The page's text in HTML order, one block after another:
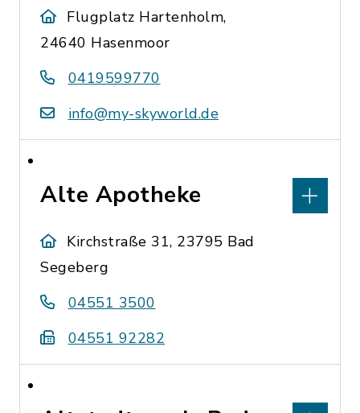
Flugplatz Hartenholm,
24640 Hasenmoor
0419599770
info@my-skyworld.de
Alte Apotheke
Kirchstraße 31, 23795 Bad
Segeberg
04551 3500
04551 92282